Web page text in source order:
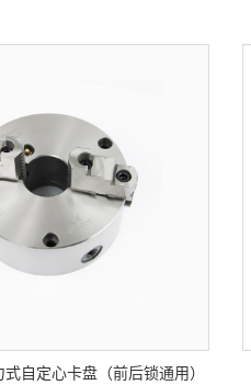
自定心卡盘（前后锁通用）